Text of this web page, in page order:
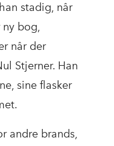
stadig, når
ny bog,
når der
Stjerner. Han
sine flasker
andre brands,